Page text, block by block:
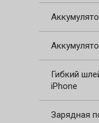
Гибкий
iPhone
Зарядная